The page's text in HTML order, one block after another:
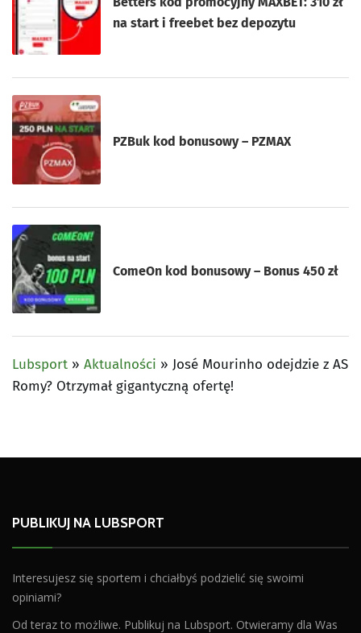
na start i freebet bez depozytu
PZBuk kod bonusowy – PZMAX
ComeOn kod bonusowy – Bonus 450 zł
Lubsport » Aktualności » José Mourinho odejdzie z AS
Romy? Otrzymał gigantyczną ofertę!
PUBLIKUJ NA LUBSPORT
Interesujesz się sportem i chciałbyś podzielić się swoimi
opiniami?
Od teraz to możliwe. Publikuj na Lubsport. Otwieramy dla Was